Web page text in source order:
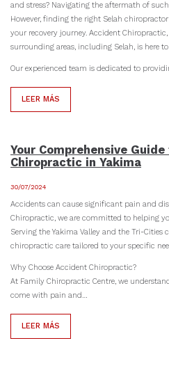
and stress? Navigating the aftermath of
However, finding the right Selah
your recovery journey. Accident
surrounding areas, including Selah, is here
Our experienced team is dedicated to
LEER MÁS
Your Comprehensive
Chiropractic in Yakima
30/07/2024
Accidents can cause significant pain and
Chiropractic, we are committed to helping
Serving the Yakima Valley and the Tri-
chiropractic care tailored to your specific
Why Choose Accident Chiropractic?
At Family Chiropractic Centre, we
come with pain and…
LEER MÁS